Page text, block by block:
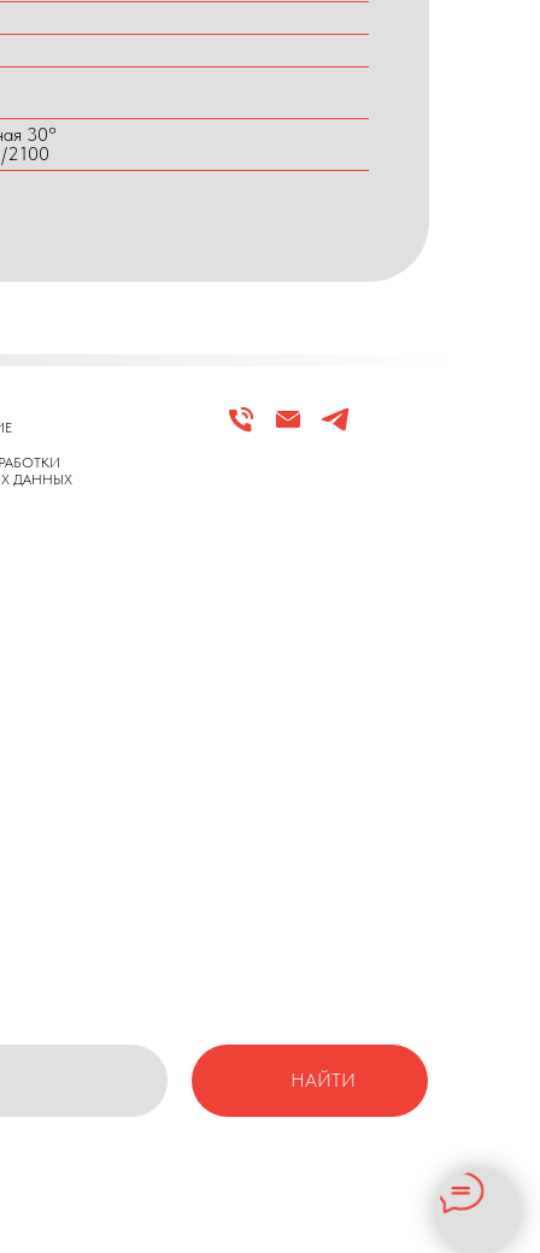
30°
2100
ДАННЫХ
НАЙТИ